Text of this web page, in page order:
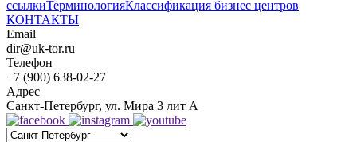
ссылкиТерминологияКлассификация бизнес центров
КОНТАКТЫ
Email
dir@uk-tor.ru
Телефон
+7 (900) 638-02-27
Адрес
Санкт-Петербург, ул. Мира 3 лит А